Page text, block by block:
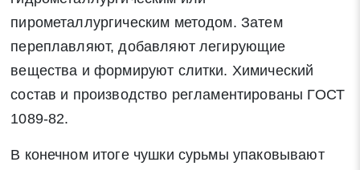
пирометаллургическим методом. Затем
переплавляют, добавляют легирующие
вещества и формируют слитки. Химический
состав и производство регламентированы ГОСТ
1089-82.
В конечном итоге чушки сурьмы упаковывают